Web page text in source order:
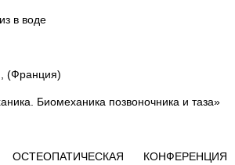
в воде
(Франция)
Биомеханика позвоночника и таза»
ОСТЕОПАТИЧЕСКАЯ КОНФЕРЕНЦИЯ